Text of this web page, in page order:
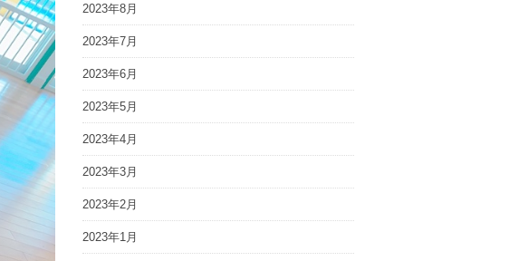
2023年8月
2023年7月
2023年6月
2023年5月
2023年4月
2023年3月
2023年2月
2023年1月